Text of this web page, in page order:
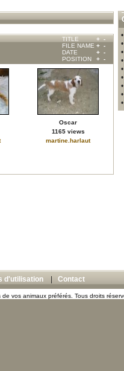
TITLE + -
FILE NAME + -
DATE
+ -
POSITION
+ -
Oscar
1165 views
martine.harlaut
•
•
•
•
d'utilisation Contact
vos animaux préférés. Tous droits